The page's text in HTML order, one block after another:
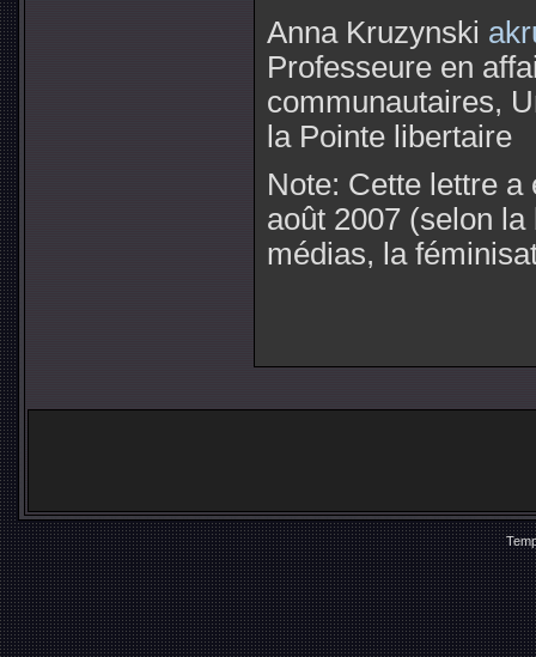
Anna Kruzynski
Professeure en
communautaires,
la Pointe libertaire
Note: Cette lettre a
août 2007 (selon
médias, la